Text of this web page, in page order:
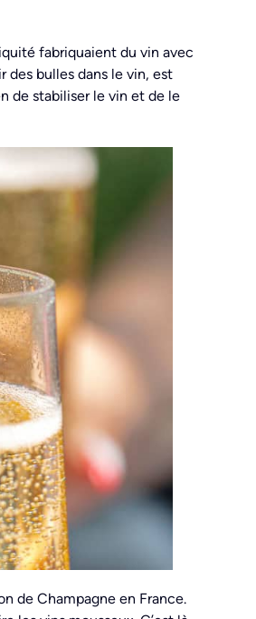
fabriquaient du vin avec
des bulles dans le vin, est
de stabiliser le vin et de le
de Champagne en France.